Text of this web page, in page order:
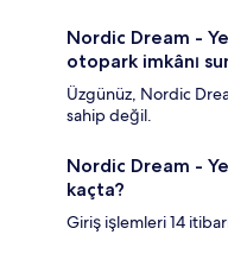
Nordic Dream -
otopark imkânı
Üzgünüz, Nordic
sahip değil.
Nordic Dream -
kaçta?
Giriş işlemleri 14